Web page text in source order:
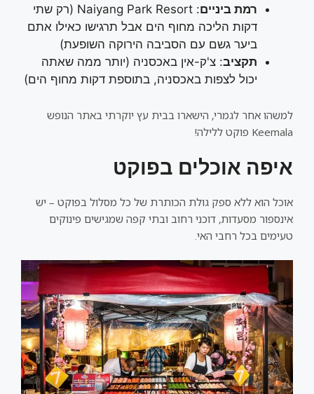
רמת ביניים
: Naiyang Park Resort (רק שתי
דקות הליכה מחוף הים אבל תרגישו כאילו אתם
ביער גשם עם הסביבה הירוקה השופעת)
תקציב: צ'ק-אין באכסניה (יותר ממה שאתה
יכול לצפות באכסניה, בתוספת דקות מחוף הים)
למשהו אחר לגמרי, הישארו בבית עץ יוקרתי באתר הנופש
Keemala פוקט ללילה!
איפה אוכלים בפוקט
אוכל הוא ללא ספק גולת הכותרת של כל מסלול בפוקט – יש
אינספור מסעדות, דוכני רחוב ובתי קפה שמגישים פינוקים
טעימים בכל רחבי האי.